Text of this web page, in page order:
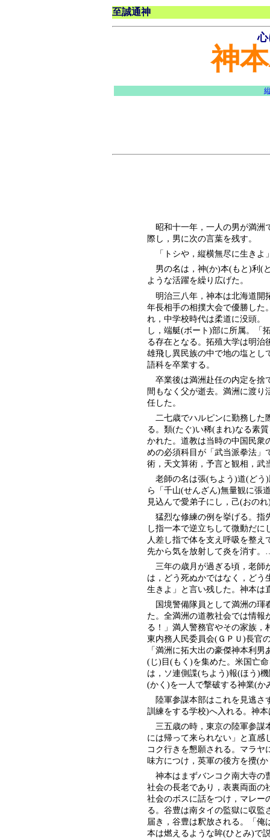
至誠通神
神
昭和十一年，一人の男が満洲
際し，男に次の言葉を残す。
「トシや，縦横無尽に生きよ
男の名は，神(か)本(もと)利(
ような活躍を繰り広げた。
明治三八年，神本は北海道開
年長相手の相撲大会で優勝した
れ，中学校時代は柔道に没頭。
し，端艇(ボート)部に所属。「
る存在となる。拓殖大学は明治
雄飛し異民族の中で地の塩とし
語科を卒業する。
卒業後は満洲赴任の内定を捨
間もなく父が逝去。満洲に渡り
任した。
二七歳でハルピンに勤務した
る。類(たぐ)い稀(まれ)なる素
かれた。道教は当時の中国民衆
めの必須科目が「武当派拳法」
術，天文算術，予言と観相，武
老師の名は張(ちよう)道(どう
ら「千山(せんざん)無量観に張
見込んで愛弟子にし，己(おの
猛烈な修練の例を挙げる。指
し指一本で逆立ちして微動だ
人差し指で体を支え呼吸を整
先から気を放射して炎を消す
三年の歳月が過ぎる頃，老師
は，どう死ぬかではなく，どう
生きよ」と言い残した。神本は
国境警備隊員として満洲の琿
た。全満洲の道教社会では情報
る！」満人警務官やその家族，
東内務人民委員会(ＧＰＵ)長官
「満洲に拓大出の豪傑神本利
(じ)目(もく)を集めた。米国亡
は，ソ連側諜(ちよう)報(ほう)
(かく)を一人で撃破する神業(か
陸軍参謀本部はこれを見逃さ
訓練をする学校)へ入れる。神
三五歳の時，東京の陸軍参謀
には帰って来られない」と直感
コク行きを懇願される。マラ
味方につけ，英軍の後方を攪(
神本はまずバンコク南大寺の
社会の長老であり，表裏両面の
社会のボスに話をつけ，マレー
る。谷豊は南タイの監獄に収監
届き，谷豊は釈放される。「俺
本は燃えるような眸(ひとみ)で